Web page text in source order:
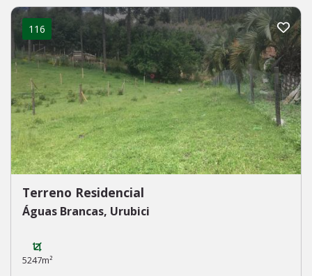
116
Terreno Residencial
Águas Brancas, Urubici
5247m²